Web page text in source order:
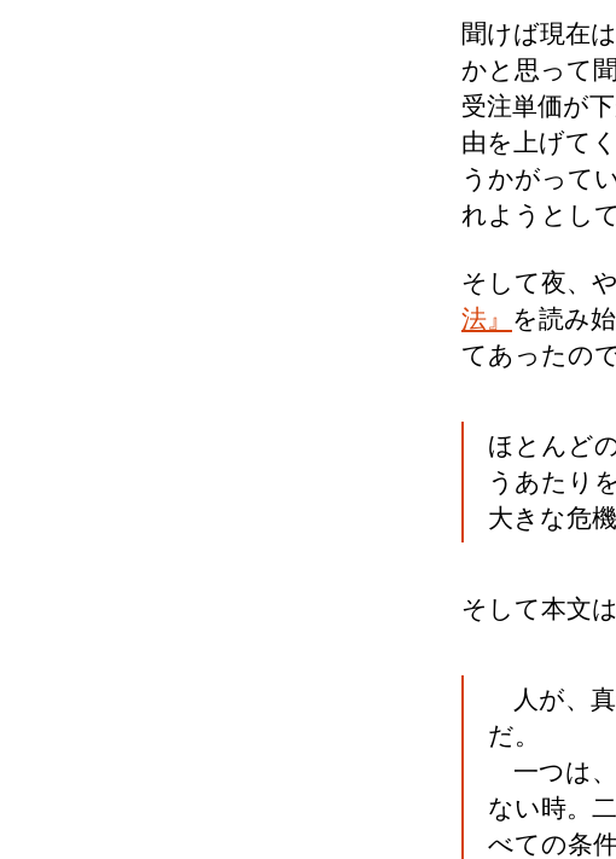
聞けば現在
かと思って
受注単価が
由を上げて
うかがって
れようとし
そして夜、
法』 を読み
てあったので
ほとんど
うあたり
大きな危
そして本文
人が、真
だ。
一つは、
ない時。
べての条